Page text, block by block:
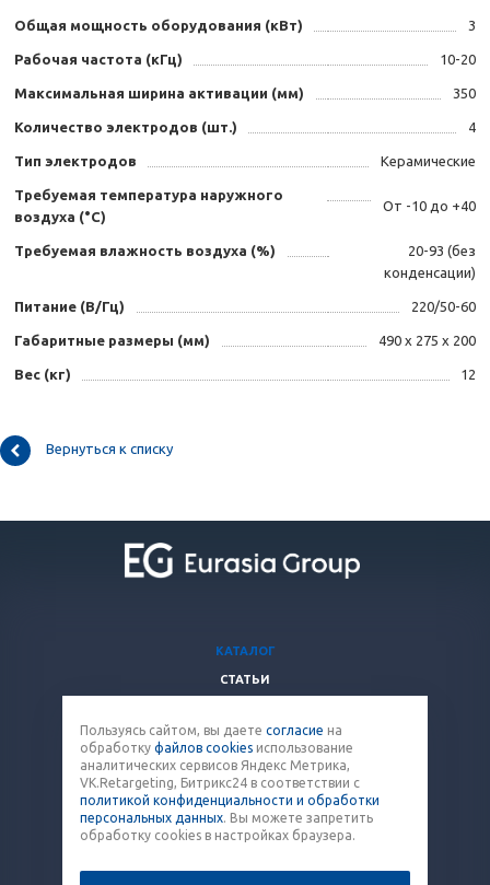
Общая мощность оборудования (кВт) 3
Рабочая частота (кГц) 10-20
Максимальная ширина активации (мм) 350
Количество электродов (шт.) 4
Тип электродов Керамические
Требуемая температура наружного
воздуха (°C)
От -10 до +40
Требуемая влажность воздуха (%)
20-93 (без
конденсации)
Питание (В/Гц) 220/50-60
Габаритные размеры (мм) 490 х 275 х 200
Вес (кг) 12
Вернуться к списку
КАТАЛОГ
СТАТЬИ
КОМПАНИЯ
КОНТАКТЫ
8 (800) 707-12-53
paket@eq-mail.ru
Пользуясь сайтом, вы даете согласие на
обработку файлов cookies использование
аналитических сервисов Яндекс Метрика,
VK.Retargeting, Битрикс24 в соответствии с
политикой конфиденциальности и обработки
персональных данных. Вы можете запретить
обработку cookies в настройках браузера.